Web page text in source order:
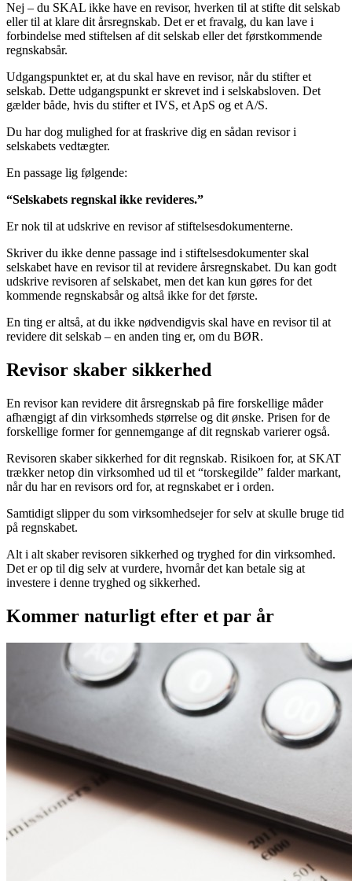
Nej – du SKAL ikke have en revisor, hverken til at stifte dit selskab
eller til at klare dit årsregnskab. Det er et fravalg, du kan lave i
forbindelse med stiftelsen af dit selskab eller det førstkommende
regnskabsår.
Udgangspunktet er, at du skal have en revisor, når du stifter et
selskab. Dette udgangspunkt er skrevet ind i selskabsloven. Det
gælder både, hvis du stifter et IVS, et ApS og et A/S.
Du har dog mulighed for at fraskrive dig en sådan revisor i
selskabets vedtægter.
En passage lig følgende:
“Selskabets regnskal ikke revideres.”
Er nok til at udskrive en revisor af stiftelsesdokumenterne.
Skriver du ikke denne passage ind i stiftelsesdokumenter skal
selskabet have en revisor til at revidere årsregnskabet. Du kan godt
udskrive revisoren af selskabet, men det kan kun gøres for det
kommende regnskabsår og altså ikke for det første.
En ting er altså, at du ikke nødvendigvis skal have en revisor til at
revidere dit selskab – en anden ting er, om du BØR.
Revisor skaber sikkerhed
En revisor kan revidere dit årsregnskab på fire forskellige måder
afhængigt af din virksomheds størrelse og dit ønske. Prisen for de
forskellige former for gennemgange af dit regnskab varierer også.
Revisoren skaber sikkerhed for dit regnskab. Risikoen for, at SKAT
trækker netop din virksomhed ud til et “torskegilde” falder markant,
når du har en revisors ord for, at regnskabet er i orden.
Samtidigt slipper du som virksomhedsejer for selv at skulle bruge tid
på regnskabet.
Alt i alt skaber revisoren sikkerhed og tryghed for din virksomhed.
Det er op til dig selv at vurdere, hvornår det kan betale sig at
investere i denne tryghed og sikkerhed.
Kommer naturligt efter et par år